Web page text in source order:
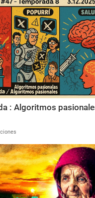
: Algoritmos